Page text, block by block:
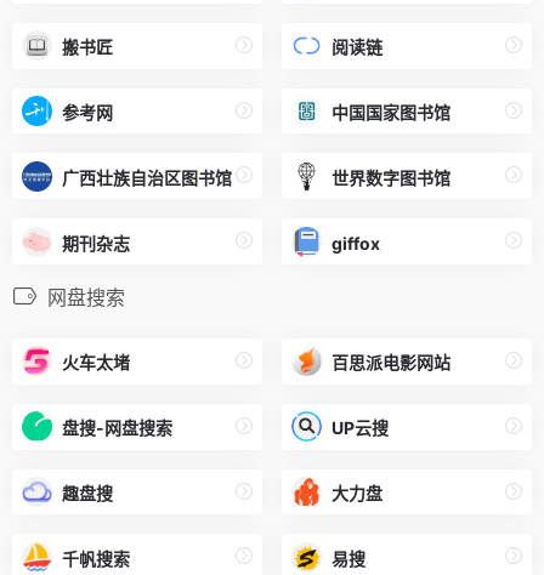
搬书匠 阅读链
参考网 中国国家图书馆
广西壮族自治区图书馆 世界数字图书馆
期刊杂志 giffox
网盘搜索
火车太堵 百思派电影网站
盘搜-网盘搜索 UP云搜
趣盘搜 大力盘
千帆搜索 易搜